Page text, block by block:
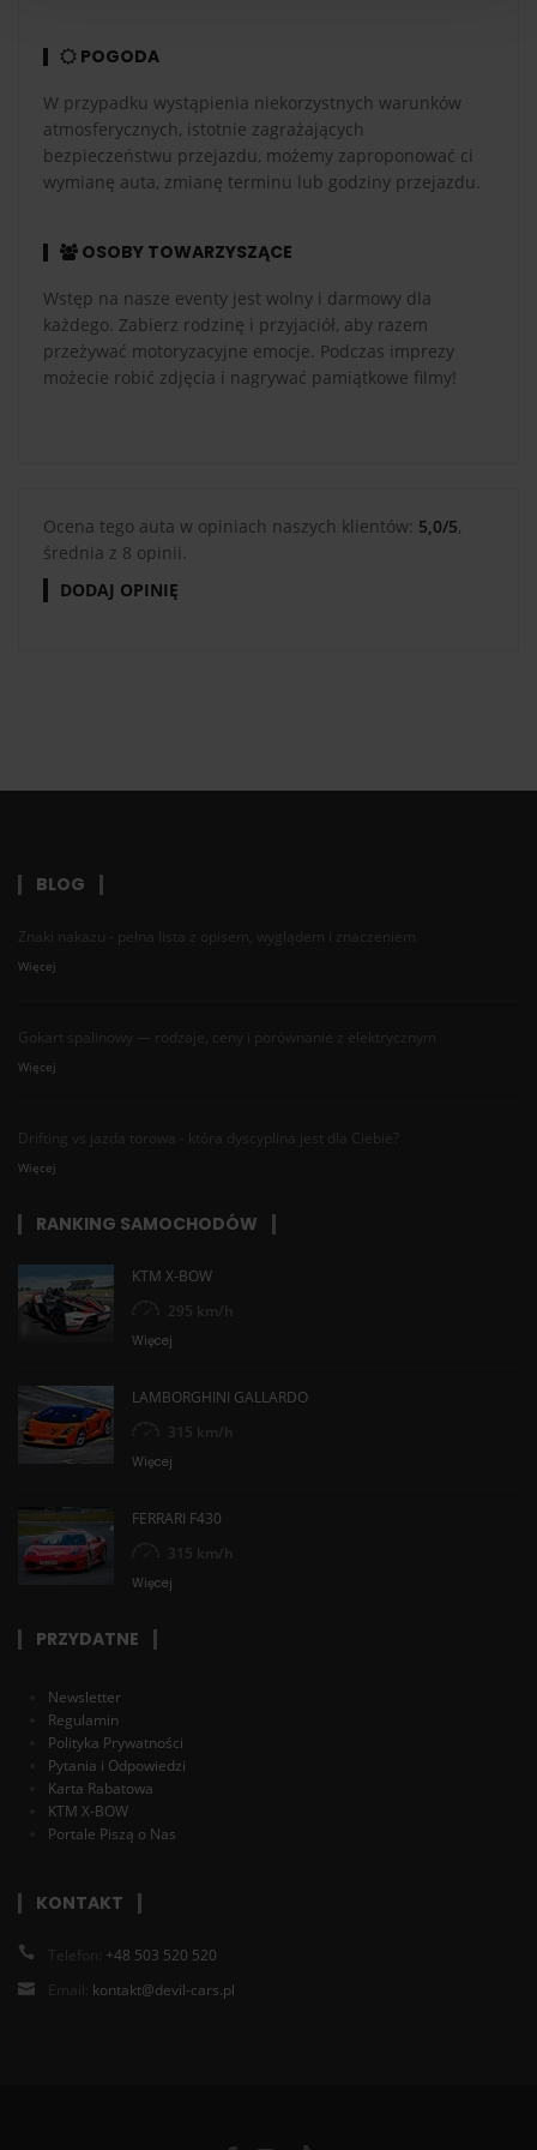
POGODA
W przypadku wystąpienia niekorzystnych warunków
atmosferycznych, istotnie zagrażających
bezpieczeństwu przejazdu, możemy zaproponować ci
wymianę auta, zmianę terminu lub godziny przejazdu.
OSOBY TOWARZYSZĄCE
Wstęp na nasze eventy jest wolny i darmowy dla
każdego. Zabierz rodzinę i przyjaciół, aby razem
przeżywać motoryzacyjne emocje. Podczas imprezy
możecie robić zdjęcia i nagrywać pamiątkowe filmy!
Ocena tego auta w opiniach naszych klientów: 5,0/5,
średnia z 8 opinii.
DODAJ OPINIĘ
BLOG
Znaki nakazu - pełna lista z opisem, wyglądem i znaczeniem
Więcej
Gokart spalinowy — rodzaje, ceny i porównanie z elektrycznym
Więcej
Drifting vs jazda torowa - która dyscyplina jest dla Ciebie?
Więcej
RANKING SAMOCHODÓW
KTM X-BOW
295 km/h
Więcej
LAMBORGHINI GALLARDO
315 km/h
Więcej
FERRARI F430
315 km/h
Więcej
PRZYDATNE
Newsletter
Regulamin
Polityka Prywatności
Pytania i Odpowiedzi
Karta Rabatowa
KTM X-BOW
Portale Piszą o Nas
KONTAKT
Telefon: +48 503 520 520
Email: kontakt@devil-cars.pl